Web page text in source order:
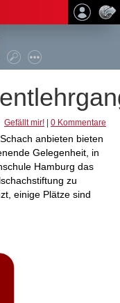
Gefällt mir! 0 Kommentare
anbieten bieten
Gelegenheit, in
Hamburg das
zu
einige Plätze sind